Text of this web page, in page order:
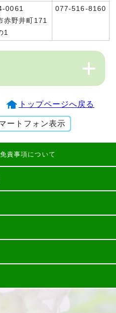
0061
赤野井町171
1
077-516-8160
トップページへ戻る
ートフォン表示
責事項について